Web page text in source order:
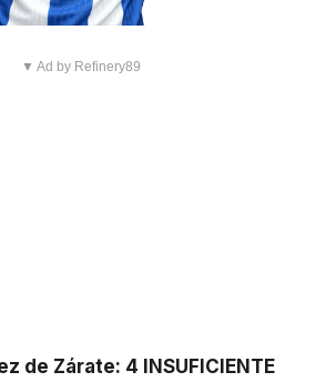
▼ Ad by Refinery89
de Zárate: 4 INSUFICIENTE